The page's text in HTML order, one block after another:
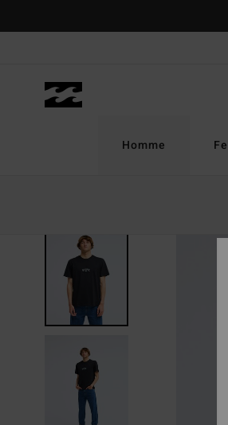
Homme